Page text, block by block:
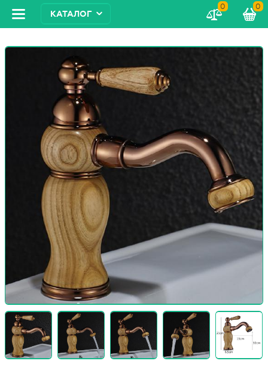
КАТАЛОГ
0 0